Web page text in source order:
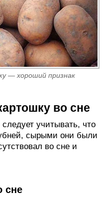
— хороший признак
во сне
учитывать, что
сырыми они были
во сне и
сне